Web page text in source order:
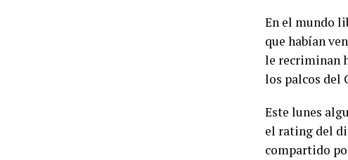
En el mundo
que habían
le recriminan
los palcos del
Este lunes
el rating del
compartido